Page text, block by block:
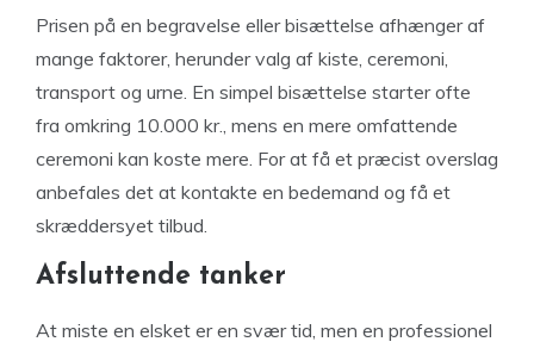
Prisen på en begravelse eller bisættelse afhænger af
mange faktorer, herunder valg af kiste, ceremoni,
transport og urne. En simpel bisættelse starter ofte
fra omkring 10.000 kr., mens en mere omfattende
ceremoni kan koste mere. For at få et præcist overslag
anbefales det at kontakte en bedemand og få et
skræddersyet tilbud.
Afsluttende tanker
At miste en elsket er en svær tid, men en professionel